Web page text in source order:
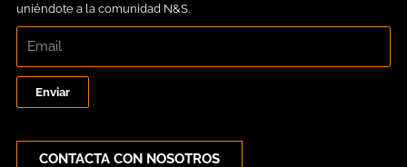
CONTACTA CON NOSOTROS
uniéndote a la comunidad N&S.
Enviar